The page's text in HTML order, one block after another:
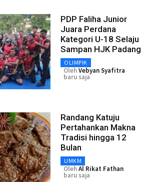
PDP Faliha Junior
Juara Perdana
Kategori U-18 Selaju
Sampan HJK Padang
OLIMPIK
OlehVebyan Syafitra
baru saja
Randang Katuju
Pertahankan Makna
Tradisi hingga 12
Bulan
UMKM
OlehAl Rikat Fathan
baru saja